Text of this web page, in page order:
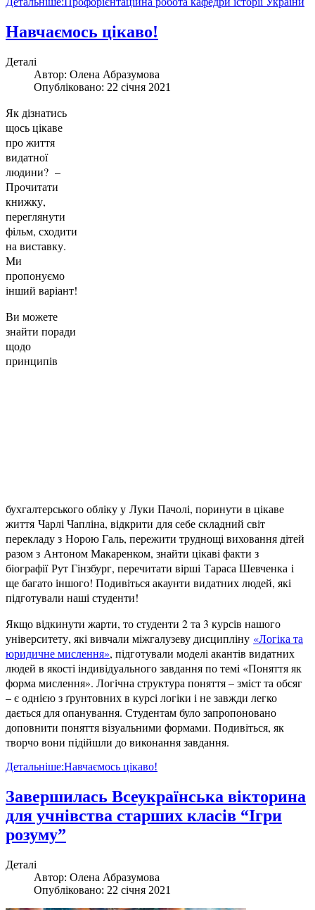
Навчаємось цікаво!
Деталі
Автор: Олена Абразумова
Опубліковано: 22 січня 2021
Як дізнатись
щось цікаве
про життя
видатної
людини? –
Прочитати
книжку,
переглянути
фільм, сходити
на виставку.
Ми
пропонуємо
інший варіант!
Ви можете
знайти поради
щодо
принципів
бухгалтерського обліку у Луки Пачолі, поринути в цікаве
життя Чарлі Чапліна, відкрити для себе складний світ
перекладу з Норою Галь, пережити труднощі виховання дітей
разом з Антоном Макаренком, знайти цікаві факти з
біографії Рут Гінзбург, перечитати вірші Тараса Шевченка і
ще багато іншого! Подивіться акаунти видатних людей, які
підготували наші студенти!
Якщо відкинути жарти, то студенти 2 та 3 курсів нашого
університету, які вивчали міжгалузеву дисципліну «Логіка та
юридичне мислення», підготували моделі акантів видатних
людей в якості індивідуального завдання по темі «Поняття як
форма мислення». Логічна структура поняття – зміст та обсяг
– є однією з ґрунтовних в курсі логіки і не завжди легко
дається для опанування. Студентам було запропоновано
доповнити поняття візуальними формами. Подивіться, як
творчо вони підійшли до виконання завдання.
Детальніше:Навчаємось цікаво!
Завершилась Всеукраїнська вікторина
для учнівства старших класів “Ігри
розуму”
Деталі
Автор: Олена Абразумова
Опубліковано: 22 січня 2021